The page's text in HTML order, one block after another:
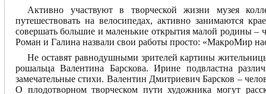
Активно участвуют в творческой жизни музея
путешествовать на велосипедах, активно занимаются
совершать большие и маленькие открытия малой родины –
Роман и Галина назвали свои работы просто: «МакроМир
Не оставят равнодушными зрителей картины
рошальца Валентина Барскова. Ирине подвластна
замечательные стихи. Валентин Дмитриевич Барсков –
О плодотворном творческом пути художника могут